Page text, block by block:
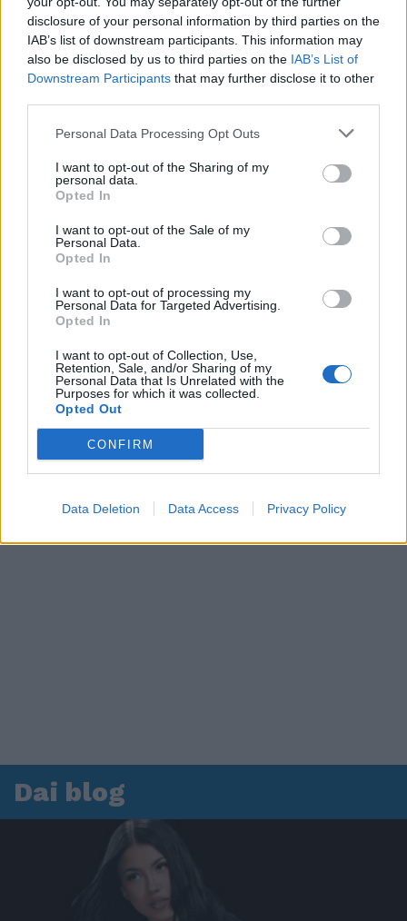
disclosure of your personal information by third parties on the
IAB’s list of downstream participants. This information may
also be disclosed by us to third parties on the IAB’s List of
Downstream Participants that may further disclose it to other
Personal Data Processing Opt Outs
I want to opt-out of the Sharing of my
personal data.
Opted In
I want to opt-out of the Sale of my
Personal Data.
Opted In
I want to opt-out of processing my
Personal Data for Targeted Advertising.
Opted In
I want to opt-out of Collection, Use,
Retention, Sale, and/or Sharing of my
Personal Data that Is Unrelated with the
Purposes for which it was collected.
Opted Out
CONFIRM
Data Deletion Data Access Privacy Policy
Leonardo Maria Del Vecchio dall'ex compagna
in ospedale. Le dichiarazioni ai giornalisti
Dai blog